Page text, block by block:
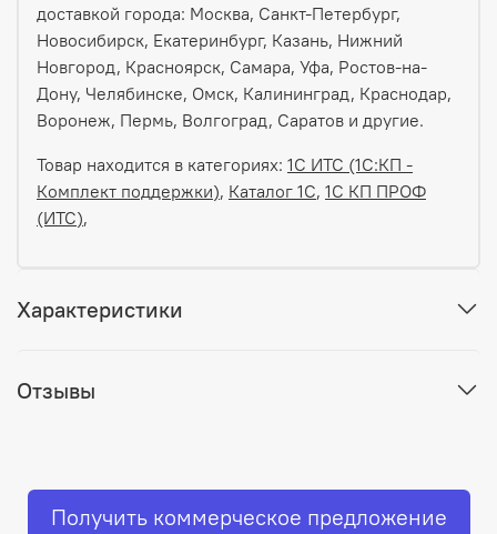
доставкой города: Москва, Санкт-Петербург,
Новосибирск, Екатеринбург, Казань, Нижний
Новгород, Красноярск, Самара, Уфа, Ростов-на-
Дону, Челябинске, Омск, Калининград, Краснодар,
Воронеж, Пермь, Волгоград, Саратов и другие.
Товар находится в категориях: 1C ИТС (1С:КП -
Комплект поддержки), Каталог 1С, 1С КП ПРОФ
(ИТС),
Характеристики
Отзывы
Получить коммерческое предложение